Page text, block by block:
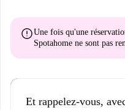
errorUne fois qu'une
Spotahome ne sont pas
Et rappelez-vous,